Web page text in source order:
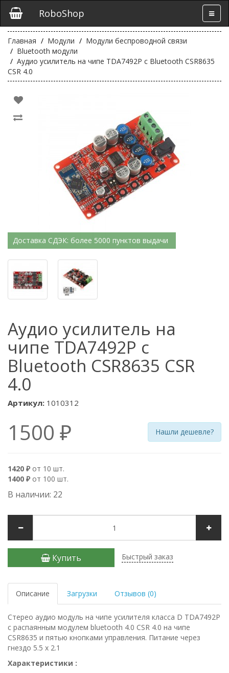
RoboShop
Главная Модули
Модули беспроводной связи
Bluetooth модули
Аудио усилитель на чипе TDA7492P с Bluetooth CSR8635
CSR 4.0
Доставка СДЭК: более 5000 пунктов выдачи
Аудио усилитель на
чипе TDA7492P с
Bluetooth CSR8635 CSR
4.0
Артикул: 1010312
1500 ₽ Нашли дешевле?
1420 ₽ от 10 шт.
1400 ₽ от 100 шт.
В наличии: 22
Купить Быстрый заказ
Описание Загрузки Отзывов (0)
Стерео аудио модуль на чипе усилителя класса D TDA7492P
с распаянным модулем bluetooth 4.0 CSR 4.0 на чипе
CSR8635 и пятью кнопками управления. Питание через
гнездо 5.5 х 2.1
Характеристики :